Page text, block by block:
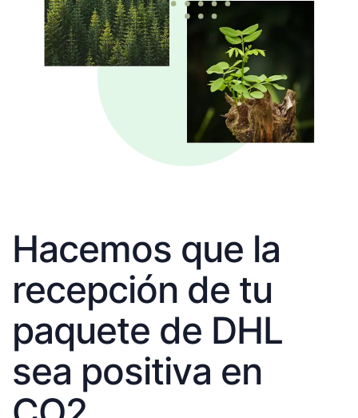
Hacemos que la
recepción de tu
paquete de DHL
sea positiva en